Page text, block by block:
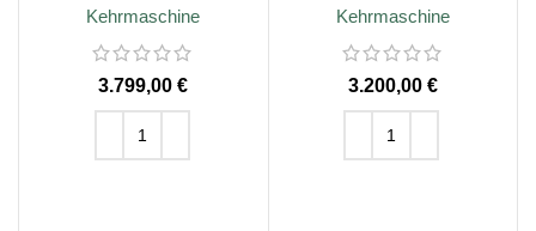
Kehrmaschine
€
Kehrmaschine
€